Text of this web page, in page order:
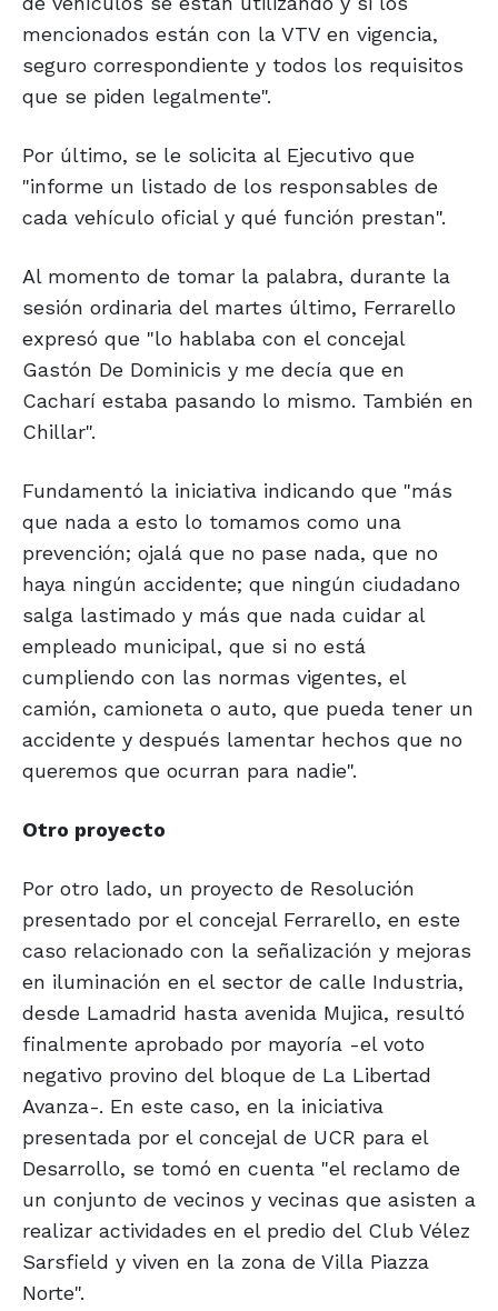
mencionados están con la VTV en vigencia,
seguro correspondiente y todos los requisitos
que se piden legalmente".
Por último, se le solicita al Ejecutivo que
"informe un listado de los responsables de
cada vehículo oficial y qué función prestan".
Al momento de tomar la palabra, durante la
sesión ordinaria del martes último, Ferrarello
expresó que "lo hablaba con el concejal
Gastón De Dominicis y me decía que en
Cacharí estaba pasando lo mismo. También en
Chillar".
Fundamentó la iniciativa indicando que "más
que nada a esto lo tomamos como una
prevención; ojalá que no pase nada, que no
haya ningún accidente; que ningún ciudadano
salga lastimado y más que nada cuidar al
empleado municipal, que si no está
cumpliendo con las normas vigentes, el
camión, camioneta o auto, que pueda tener un
accidente y después lamentar hechos que no
queremos que ocurran para nadie".
Otro proyecto
Por otro lado, un proyecto de Resolución
presentado por el concejal Ferrarello, en este
caso relacionado con la señalización y mejoras
en iluminación en el sector de calle Industria,
desde Lamadrid hasta avenida Mujica, resultó
finalmente aprobado por mayoría -el voto
negativo provino del bloque de La Libertad
Avanza-. En este caso, en la iniciativa
presentada por el concejal de UCR para el
Desarrollo, se tomó en cuenta "el reclamo de
un conjunto de vecinos y vecinas que asisten a
realizar actividades en el predio del Club Vélez
Sarsfield y viven en la zona de Villa Piazza
Norte".